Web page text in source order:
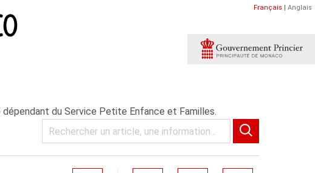
Français | Anglais
du Service Petite Enfance et Familles.